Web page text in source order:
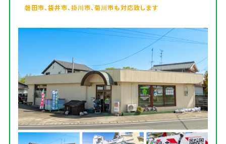
磐田市、袋井市、掛川市、菊川市も対応致します